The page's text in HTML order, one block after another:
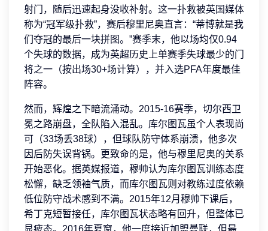
射门，随后迅速起身没收补射。这一扑救被英国媒体
称为“冠军级扑救”，赛后穆里尼奥直言：“蒂博就是我
们夺冠的最后一块拼图。”赛季末，他以场均仅0.94
个失球的数据，成为英超历史上单赛季失球最少的门
将之一（按出场30+场计算），并入选PFA年度最佳
阵容。
然而，辉煌之下暗流涌动。2015-16赛季，切尔西卫
冕之路崩盘，全队陷入混乱。库尔图瓦虽个人表现尚
可（33场丢38球），但球队防守体系崩溃，他多次
因后防失误背锅。更致命的是，他与穆里尼奥的关系
开始恶化。据英媒报道，穆帅认为库尔图瓦训练态度
松懈，缺乏领袖气质，而库尔图瓦则对教练过度依赖
低位防守战术感到不满。2015年12月穆帅下课后，
希丁克短暂接任，库尔图瓦状态略有回升，但整体已
显疲态。2016年夏窗，他一度接近加盟曼联，但最